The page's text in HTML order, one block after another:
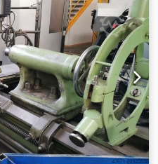
45 gradi Diametro
9-63 giri/min Chsdpfx
47 kW Peso
di generazione normale,
testa di fresatura
Video disponibile.